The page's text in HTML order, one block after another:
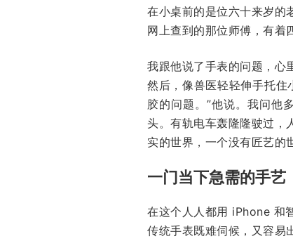
在小桌前的是位六十来岁的
网上查到的那位师傅，有着
我跟他说了手表的问题，心
然后，像兽医轻轻伸手托住
胶的问题。”他说。我问他
头。有轨电车轰隆隆驶过，
实的世界，一个没有匠艺的
一门当下急需的手艺
在这个人人都用 iPhone 和
传统手表既难伺候，又容